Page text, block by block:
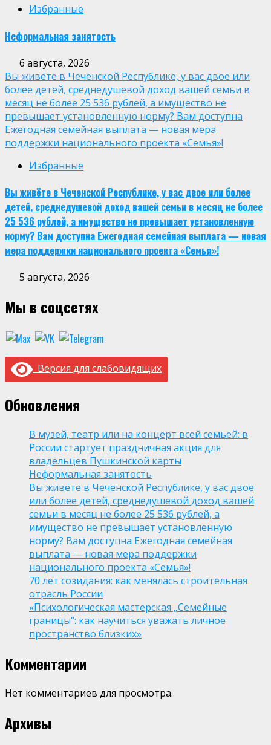
Избранные
Неформальная занятость
6 августа, 2026
Вы живёте в Чеченской Республике, у вас двое или
более детей, среднедушевой доход вашей семьи в
месяц не более 25 536 рублей, а имущество не
превышает установленную норму? Вам доступна
Ежегодная семейная выплата — новая мера
поддержки национального проекта «Семья»!
Избранные
Вы живёте в Чеченской Республике, у вас двое или более
детей, среднедушевой доход вашей семьи в месяц не более
25 536 рублей, а имущество не превышает установленную
норму? Вам доступна Ежегодная семейная выплата — новая
мера поддержки национального проекта «Семья»!
5 августа, 2026
Мы в соцсетях
Версия для слабовидящих
Обновления
В музей, театр или на концерт всей семьей: в
России стартует праздничная акция для
владельцев Пушкинской карты
Неформальная занятость
Вы живёте в Чеченской Республике, у вас двое
или более детей, среднедушевой доход вашей
семьи в месяц не более 25 536 рублей, а
имущество не превышает установленную
норму? Вам доступна Ежегодная семейная
выплата — новая мера поддержки
национального проекта «Семья»!
70 лет созидания: как менялась строительная
отрасль России
«Психологическая мастерская „Семейные
границы“: как научиться уважать личное
пространство близких»
Комментарии
Нет комментариев для просмотра.
Архивы